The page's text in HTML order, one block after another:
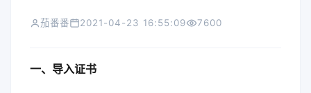
茄番番 2021-04-23 16:55:09 7600
一、导入证书